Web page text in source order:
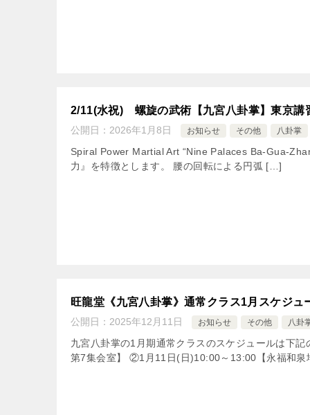
2/11(水祝) 螺旋の武術【九宮八卦掌】東京講
公開日： 2026年1月8日 お知らせ その他 八卦掌
Spiral Power Martial Art “Nine Palaces Ba-Gua-
力』を特徴とします。 腰の回転による円弧 […]
旺龍堂《九宮八卦掌》通常クラス1月スケジュ
公開日： 2025年12月11日 お知らせ その他 八卦
九宮八卦掌の1月期通常クラスのスケジュールは下
第7集会室】 ②1月11日(日)10:00～13:00【永福和